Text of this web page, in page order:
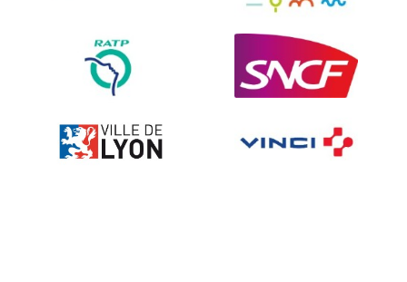
Ville fleurie, village fleuri
On-board road signs